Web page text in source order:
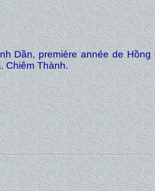
Dần, première année de
Chiêm Thành.